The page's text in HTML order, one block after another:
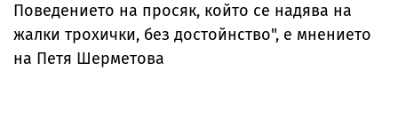
Поведението на просяк, който се надява на
жалки трохички, без достойнство", е мнението
на Петя Шерметова